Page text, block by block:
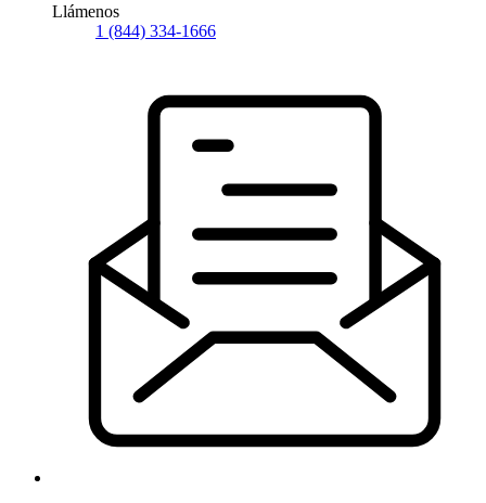
Llámenos
1 (844) 334-1666